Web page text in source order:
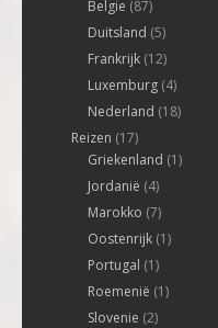
Belgie (87)
Duitsland (5)
Frankrijk (12)
Luxemburg (4)
Nederland (18)
Reizen (17)
Griekenland (1)
Jordanië (4)
Marokko (7)
Oostenrijk (1)
Portugal (1)
Roemenië (1)
Slovenie (2)